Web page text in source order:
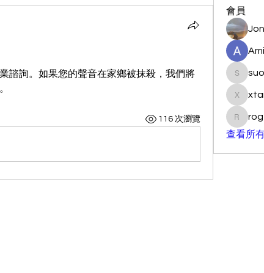
諮詢。如果您的聲音在家鄉被抹殺，我們將
116 次瀏覽
會員
xtancer
查看所